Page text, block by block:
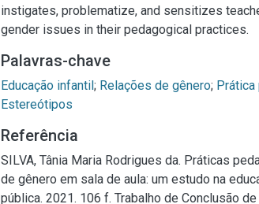
instigates, problematize, and sensitizes
gender issues in their pedagogical practices.
Palavras-chave
Educação infantil; Relações de gênero; Prática
Estereótipos
Referência
SILVA, Tânia Maria Rodrigues da. Práticas
de gênero em sala de aula: um estudo na
pública. 2021. 106 f. Trabalho de Conclusão